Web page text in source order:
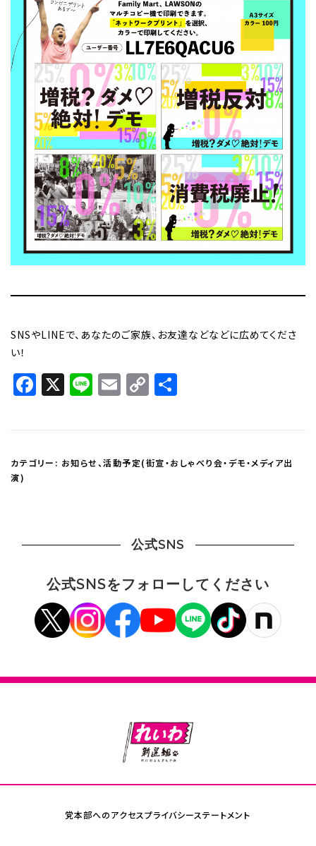
SNSやLINEで、あなたのご家族、お友達などなどに広めてくださ
い！
Facebook
X LineEmail
Copy
Link
カテゴリー: お知らせ、活動予定(街宣・おしゃべり会・デモ・メディア出
演)
公式SNS
公式SNSをフォローしてください
党本部へのアクセスプライバシーステートメント